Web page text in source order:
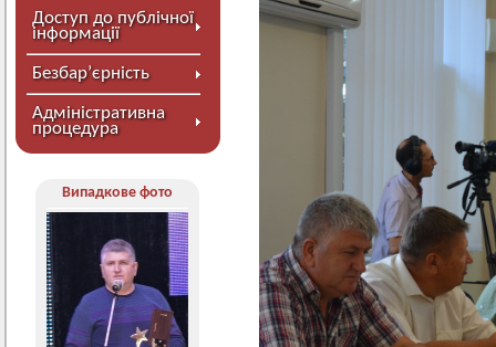
Доступ до публічної
інформації
Безбар’єрність
Адміністративна
процедура
Випадкове фото